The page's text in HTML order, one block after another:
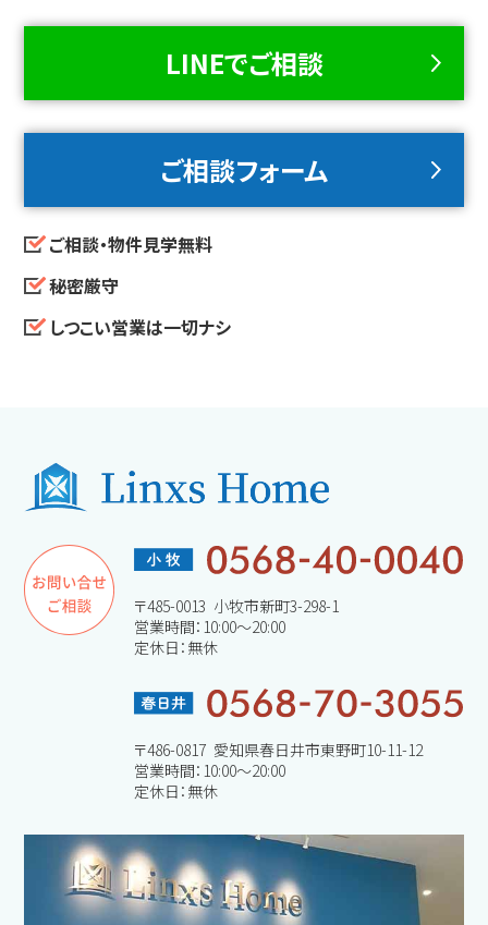
LINEでご相談
ご相談フォーム
ご相談・物件見学無料
秘密厳守
しつこい営業は一切ナシ
〒485-0013 小牧市新町3-298-1
営業時間：10:00～20:00
定休日：無休
〒486-0817 愛知県春日井市東野町10-11-12
営業時間：10:00～20:00
定休日：無休